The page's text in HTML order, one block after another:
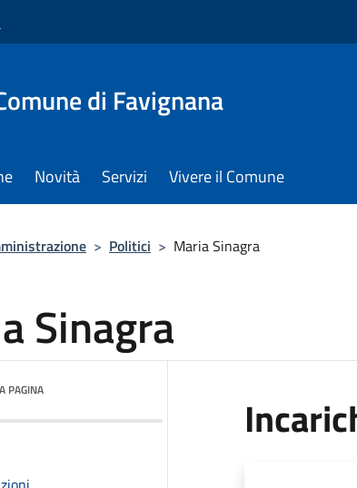
di Favignana
Novità Servizi Vivere il Comune
> Politici > Maria Sinagra
Sinagra
PAGINA